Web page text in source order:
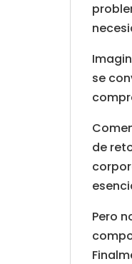
se
de
Pero